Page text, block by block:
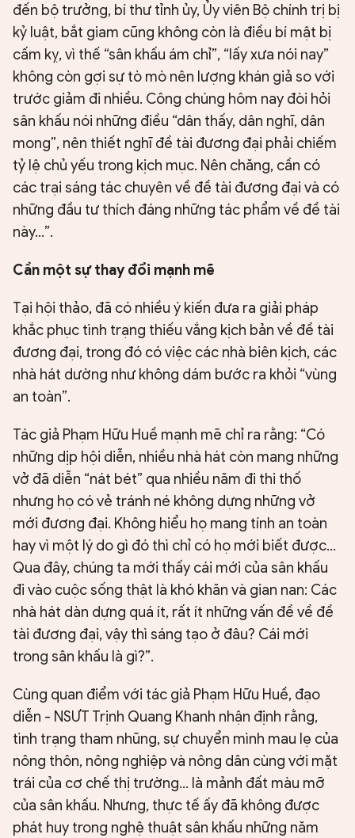
đến bộ trưởng, bí thư tỉnh ủy, Ủy viên Bộ chính trị bị
kỷ luật, bắt giam cũng không còn là điều bí mật bị
cấm kỵ, vì thế “sân khấu ám chỉ”, “lấy xưa nói nay”
không còn gợi sự tò mò nên lượng khán giả so với
trước giảm đi nhiều. Công chúng hôm nay đòi hỏi
sân khấu nói những điều “dân thấy, dân nghĩ, dân
mong”, nên thiết nghĩ đề tài đương đại phải chiếm
tỷ lệ chủ yếu trong kịch mục. Nên chăng, cần có
các trại sáng tác chuyên về đề tài đương đại và có
những đầu tư thích đáng những tác phẩm về đề tài
này...”.
Cần một sự thay đổi mạnh mẽ
Tại hội thảo, đã có nhiều ý kiến đưa ra giải pháp
khắc phục tình trạng thiếu vắng kịch bản về đề tài
đương đại, trong đó có việc các nhà biên kịch, các
nhà hát dường như không dám bước ra khỏi “vùng
an toàn”.
Tác giả Phạm Hữu Huề mạnh mẽ chỉ ra rằng: “Có
những dịp hội diễn, nhiều nhà hát còn mang những
vở đã diễn “nát bét” qua nhiều năm đi thi thố
nhưng họ có vẻ tránh né không dựng những vở
mới đương đại. Không hiểu họ mang tính an toàn
hay vì một lý do gì đó thì chỉ có họ mới biết được...
Qua đây, chúng ta mới thấy cái mới của sân khấu
đi vào cuộc sống thật là khó khăn và gian nan: Các
nhà hát dàn dựng quá ít, rất ít những vấn đề về đề
tài đương đại, vậy thì sáng tạo ở đâu? Cái mới
trong sân khấu là gì?”.
Cùng quan điểm với tác giả Phạm Hữu Huề, đạo
diễn - NSƯT Trịnh Quang Khanh nhận định rằng,
tình trạng tham nhũng, sự chuyển mình mau lẹ của
nông thôn, nông nghiệp và nông dân cùng với mặt
trái của cơ chế thị trường... là mảnh đất màu mỡ
của sân khấu. Nhưng, thực tế ấy đã không được
phát huy trong nghệ thuật sân khấu những năm